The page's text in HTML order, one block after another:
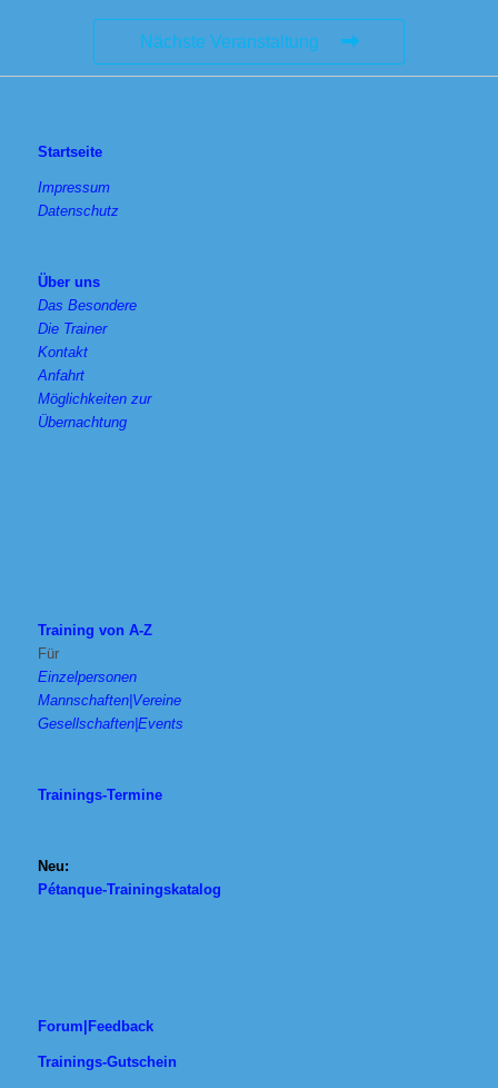
Nächste Veranstaltung
Startseite
Impressum
Datenschutz
Über uns
Das Besondere
Die Trainer
Kontakt
Anfahrt
Möglichkeiten zur
Übernachtung
Training von A-Z
Für
Einzelpersonen
Mannschaften|Vereine
Gesellschaften|Events
Trainings-Termine
Neu:
Pétanque-Trainingskatalog
Forum|Feedback
Trainings-Gutschein